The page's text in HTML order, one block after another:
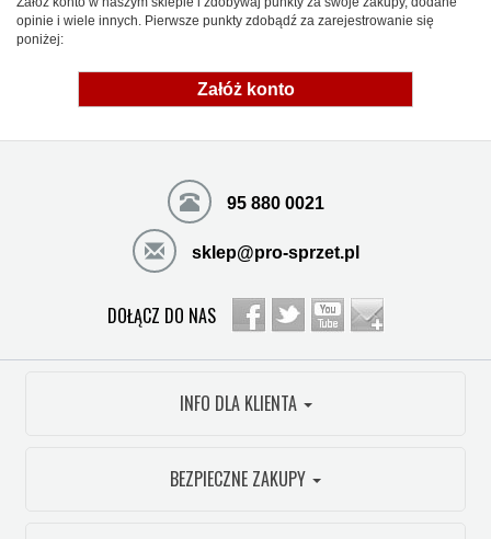
opinie i wiele innych. Pierwsze punkty zdobądź za zarejestrowanie się
poniżej:
Załóż konto
95 880 0021
sklep@pro-sprzet.pl
DOŁĄCZ DO NAS
INFO DLA KLIENTA
BEZPIECZNE ZAKUPY